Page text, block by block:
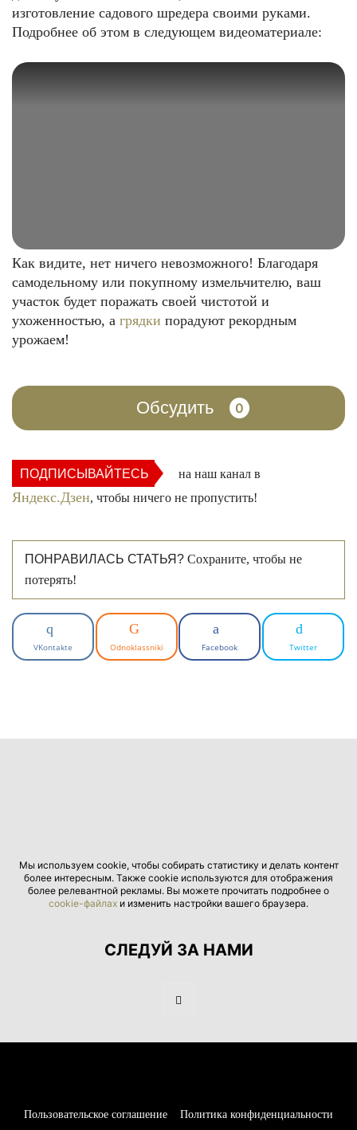
изготовление садового шредера своими руками.
Подробнее об этом в следующем видеоматериале:
Как видите, нет ничего невозможного! Благодаря
самодельному или покупному измельчителю, ваш
участок будет поражать своей чистотой и
ухоженностью, а грядки порадуют рекордным
урожаем!
Обсудить 0
ПОДПИСЫВАЙТЕСЬ на наш канал в
Яндекс.Дзен, чтобы ничего не пропустить!
ПОНРАВИЛАСЬ СТАТЬЯ? Сохраните, чтобы не
потерять!
VKontakte Odnoklassniki Facebook Twitter
Мы используем cookie, чтобы собирать статистику и делать контент
более интересным. Также cookie используются для отображения
более релевантной рекламы. Вы можете прочитать подробнее о
cookie-файлах и изменить настройки вашего браузера.
СЛЕДУЙ ЗА НАМИ
Пользовательское соглашение Политика конфиденциальности